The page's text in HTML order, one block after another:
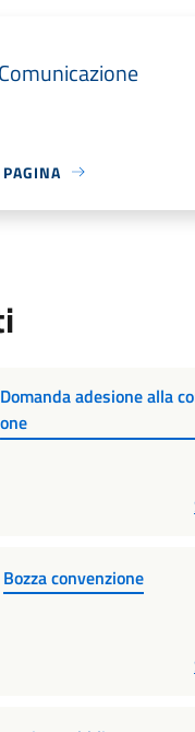
Domanda adesione alla
one
Bozza convenzione